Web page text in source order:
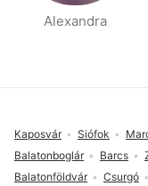
Alexandra
Kaposvár Siófok
Balatonboglár
Barcs
Balatonföldvár
Csurgó